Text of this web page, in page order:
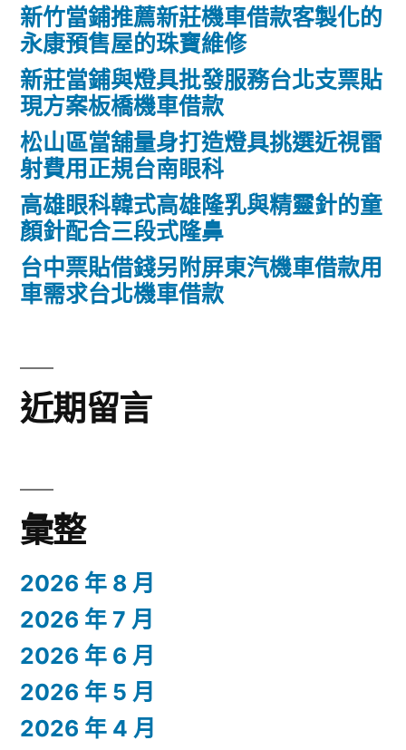
新竹當鋪推薦新莊機車借款客製化的
永康預售屋的珠寶維修
新莊當鋪與燈具批發服務台北支票貼
現方案板橋機車借款
松山區當舖量身打造燈具挑選近視雷
射費用正規台南眼科
高雄眼科韓式高雄隆乳與精靈針的童
顏針配合三段式隆鼻
台中票貼借錢另附屏東汽機車借款用
車需求台北機車借款
近期留言
彙整
2026 年 8 月
2026 年 7 月
2026 年 6 月
2026 年 5 月
2026 年 4 月